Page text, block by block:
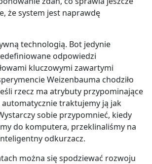
że system jest naprawdę
technologią. Bot jedynie
odpowiedzi
kluczowymi zawartymi
Weizenbauma chodziło
rzecz ma atrybuty przypominające
automatycznie traktujemy ją jak
sobie przypomnieć, kiedy
do komputera, przeklinaliśmy na
odkurzacz.
można się spodziewać rozwoju